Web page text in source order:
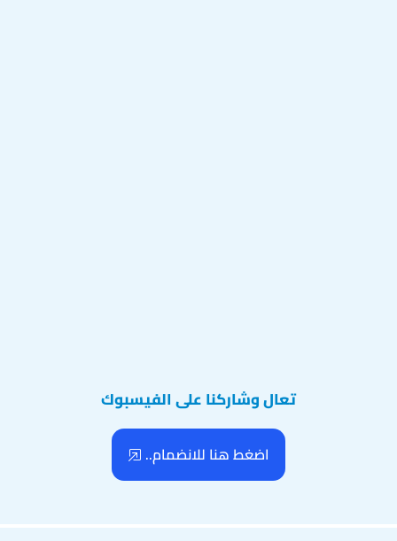
تعال وشاركنا على الفيسبوك
اضغط هنا للانضمام..